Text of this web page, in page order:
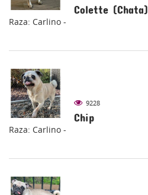
Colette (Chata)
Raza: Carlino -
9228
Chip
Raza: Carlino -